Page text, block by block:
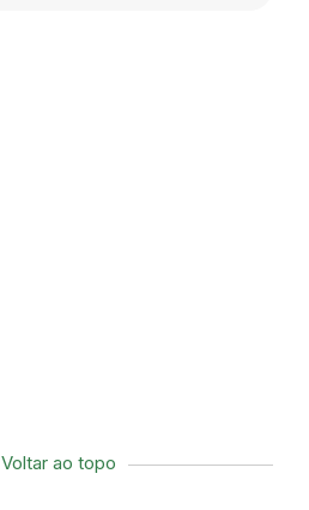
Voltar ao topo